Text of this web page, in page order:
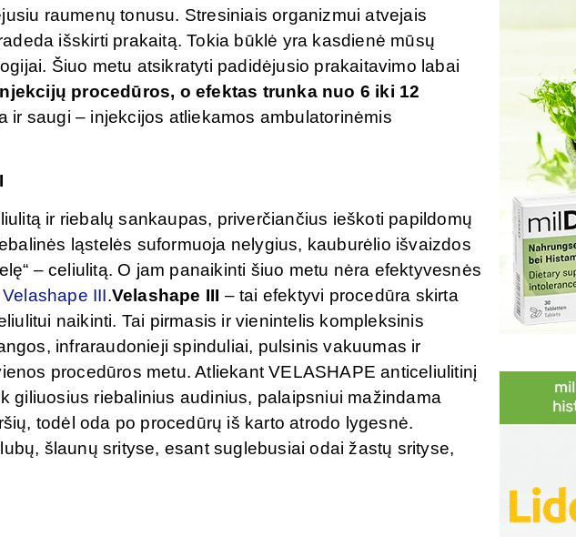
raumenų tonusu. Stresiniais organizmui atvejais
išskirti prakaitą. Tokia būklė yra kasdienė mūsų
Šiuo metu atsikratyti padidėjusio prakaitavimo labai
procedūros, o efektas trunka nuo 6 iki 12
ir saugi – injekcijos atliekamos ambulatorinėmis
ir riebalų sankaupas, priverčiančius ieškoti papildomų
ląstelės suformuoja nelygius, kauburėlio išvaizdos
– celiulitą. O jam panaikinti šiuo metu nėra efektyvesnės
III.Velashape III – tai efektyvi procedūra skirta
naikinti. Tai pirmasis ir vienintelis kompleksinis
infraraudonieji spinduliai, pulsinis vakuumas ir
procedūros metu. Atliekant VELASHAPE anticeliulitinį
giliuosius riebalinius audinius, palaipsniui mažindama
todėl oda po procedūrų iš karto atrodo lygesnė.
šlaunų srityse, esant suglebusiai odai žastų srityse,